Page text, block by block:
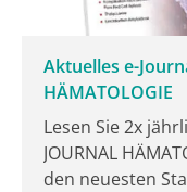
Aktuelles e-
HÄMATOLOGIE
Lesen Sie 2x
JOURNAL
den neuesten